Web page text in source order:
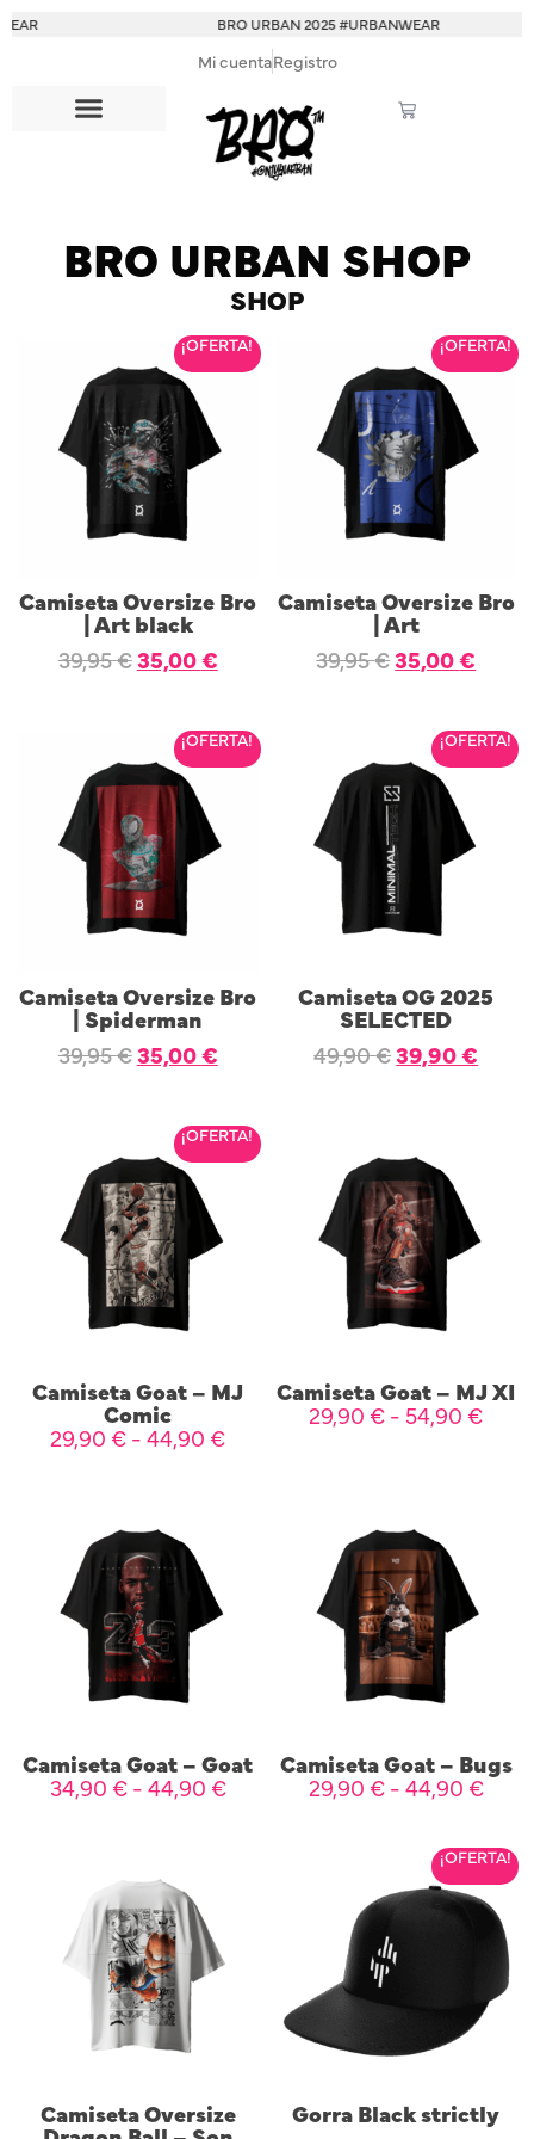
BRO URBAN 2025 #URBANWEAR
Mi cuentaRegistro
BRO URBAN SHOP
SHOP
¡OFERTA!
Camiseta Oversize Bro
| Art black
39,95€35,00€
¡OFERTA!
Camiseta Oversize Bro
| Art
39,95€35,00€
¡OFERTA!
Camiseta Oversize Bro
| Spiderman
39,95€35,00€
¡OFERTA!
Camiseta OG 2025
SELECTED
49,90€39,90€
¡OFERTA!
Camiseta Goat – MJ
Comic
29,90 €- 44,90 €
Camiseta Goat – MJ XI
29,90 €- 54,90 €
Camiseta Goat – Goat
34,90 € -44,90 €
Camiseta Goat – Bugs
29,90 € -44,90 €
Camiseta Oversize
¡OFERTA!
Gorra Black strictly